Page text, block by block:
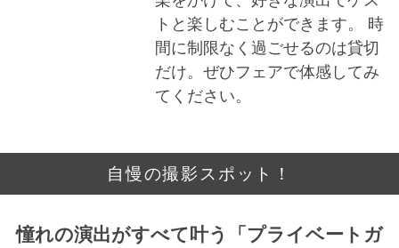
トと楽しむことができます。 時
間に制限なく過ごせるのは貸切
だけ。ぜひフェアで体感してみ
てください。
自慢の撮影スポット！
憧れの演出がすべて叶う「プライベートガ